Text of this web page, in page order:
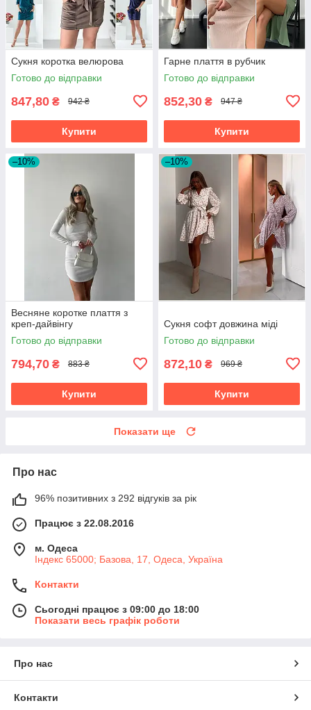
Сукня коротка велюрова
Готово до відправки
847,80 ₴ 942 ₴
Купити
Гарне плаття в рубчик
Готово до відправки
852,30 ₴ 947 ₴
Купити
–10%
Весняне коротке плаття з
креп-дайвінгу
Готово до відправки
794,70 ₴ 883 ₴
Купити
–10%
Сукня софт довжина міді
Готово до відправки
872,10 ₴ 969 ₴
Купити
Показати ще
Про нас
96% позитивних з 292 відгуків за рік
Працює з 22.08.2016
м. Одеса
Індекс 65000; Базова, 17, Одеса, Україна
Контакти
Сьогодні працює з 09:00 до 18:00
Показати весь графік роботи
Про нас
Контакти